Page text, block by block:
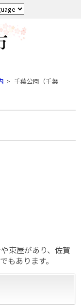
千葉公園（千葉
東屋があり、佐賀
もあります。